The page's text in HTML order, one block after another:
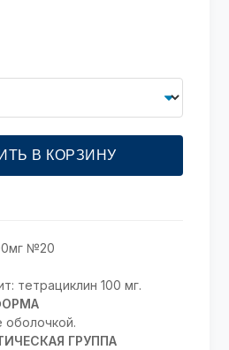
В КОРЗИНУ
№20
тетрациклин 100 мг.
оболочкой.
ГРУППА